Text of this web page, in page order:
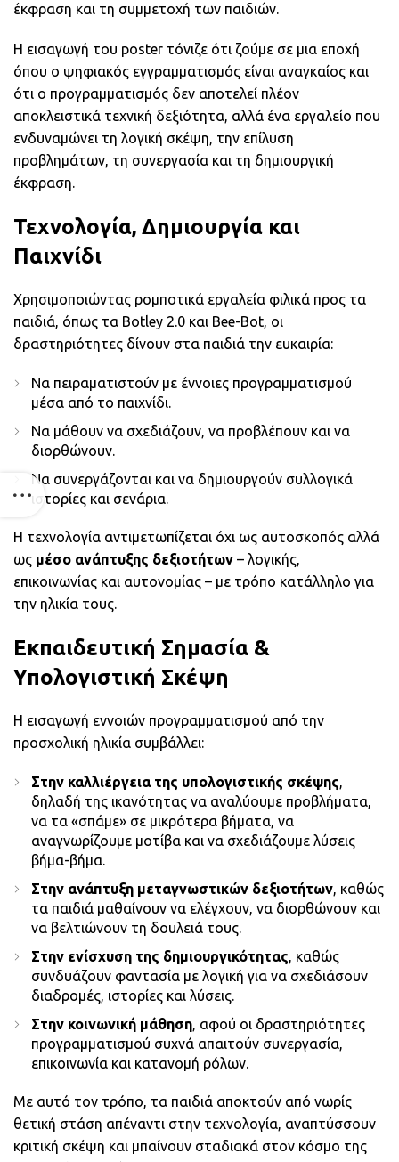
έκφραση και τη συμμετοχή των παιδιών.
Η εισαγωγή του poster τόνιζε ότι ζούμε σε μια εποχή
όπου ο ψηφιακός εγγραμματισμός είναι αναγκαίος και
ότι ο προγραμματισμός δεν αποτελεί πλέον
αποκλειστικά τεχνική δεξιότητα, αλλά ένα εργαλείο που
ενδυναμώνει τη λογική σκέψη, την επίλυση
προβλημάτων, τη συνεργασία και τη δημιουργική
έκφραση.
Τεχνολογία, Δημιουργία και
Παιχνίδι
Χρησιμοποιώντας ρομποτικά εργαλεία φιλικά προς τα
παιδιά, όπως τα Botley 2.0 και Bee-Bot, οι
δραστηριότητες δίνουν στα παιδιά την ευκαιρία:
Να πειραματιστούν με έννοιες προγραμματισμού
μέσα από το παιχνίδι.
Να μάθουν να σχεδιάζουν, να προβλέπουν και να
διορθώνουν.
Να συνεργάζονται και να δημιουργούν συλλογικά
ιστορίες και σενάρια.
Η τεχνολογία αντιμετωπίζεται όχι ως αυτοσκοπός αλλά
ως μέσο ανάπτυξης δεξιοτήτων – λογικής,
επικοινωνίας και αυτονομίας – με τρόπο κατάλληλο για
την ηλικία τους.
Εκπαιδευτική Σημασία &
Υπολογιστική Σκέψη
Η εισαγωγή εννοιών προγραμματισμού από την
προσχολική ηλικία συμβάλλει:
Στην καλλιέργεια της υπολογιστικής σκέψης,
δηλαδή της ικανότητας να αναλύουμε προβλήματα,
να τα «σπάμε» σε μικρότερα βήματα, να
αναγνωρίζουμε μοτίβα και να σχεδιάζουμε λύσεις
βήμα-βήμα.
Στην ανάπτυξη μεταγνωστικών δεξιοτήτων, καθώς
τα παιδιά μαθαίνουν να ελέγχουν, να διορθώνουν και
να βελτιώνουν τη δουλειά τους.
Στην ενίσχυση της δημιουργικότητας, καθώς
συνδυάζουν φαντασία με λογική για να σχεδιάσουν
διαδρομές, ιστορίες και λύσεις.
Στην κοινωνική μάθηση, αφού οι δραστηριότητες
προγραμματισμού συχνά απαιτούν συνεργασία,
επικοινωνία και κατανομή ρόλων.
Με αυτό τον τρόπο, τα παιδιά αποκτούν από νωρίς
θετική στάση απέναντι στην τεχνολογία, αναπτύσσουν
κριτική σκέψη και μπαίνουν σταδιακά στον κόσμο της